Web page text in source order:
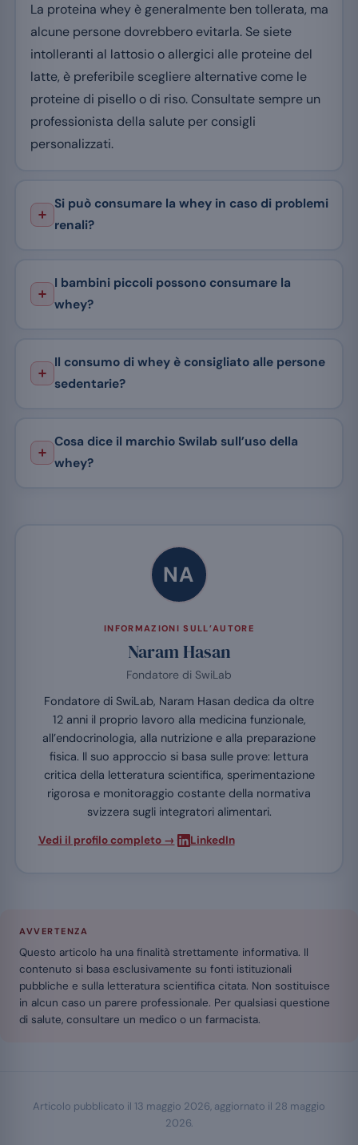
La proteina whey è generalmente ben tollerata, ma
alcune persone dovrebbero evitarla. Se siete
intolleranti al lattosio o allergici alle proteine del
latte, è preferibile scegliere alternative come le
proteine di pisello o di riso. Consultate sempre un
professionista della salute per consigli
personalizzati.
Si può consumare la whey in caso di problemi
renali?
I bambini piccoli possono consumare la
whey?
Il consumo di whey è consigliato alle persone
sedentarie?
Cosa dice il marchio Swilab sull’uso della
whey?
NA
INFORMAZIONI SULL’AUTORE
Naram Hasan
Fondatore di SwiLab
Fondatore di SwiLab, Naram Hasan dedica da oltre
12 anni il proprio lavoro alla medicina funzionale,
all’endocrinologia, alla nutrizione e alla preparazione
fisica. Il suo approccio si basa sulle prove: lettura
critica della letteratura scientifica, sperimentazione
rigorosa e monitoraggio costante della normativa
svizzera sugli integratori alimentari.
Vedi il profilo completo → LinkedIn
AVVERTENZA
Questo articolo ha una finalità strettamente informativa. Il
contenuto si basa esclusivamente su fonti istituzionali
pubbliche e sulla letteratura scientifica citata. Non sostituisce
in alcun caso un parere professionale. Per qualsiasi questione
di salute, consultare un medico o un farmacista.
Articolo pubblicato il 13 maggio 2026, aggiornato il 28 maggio
2026.